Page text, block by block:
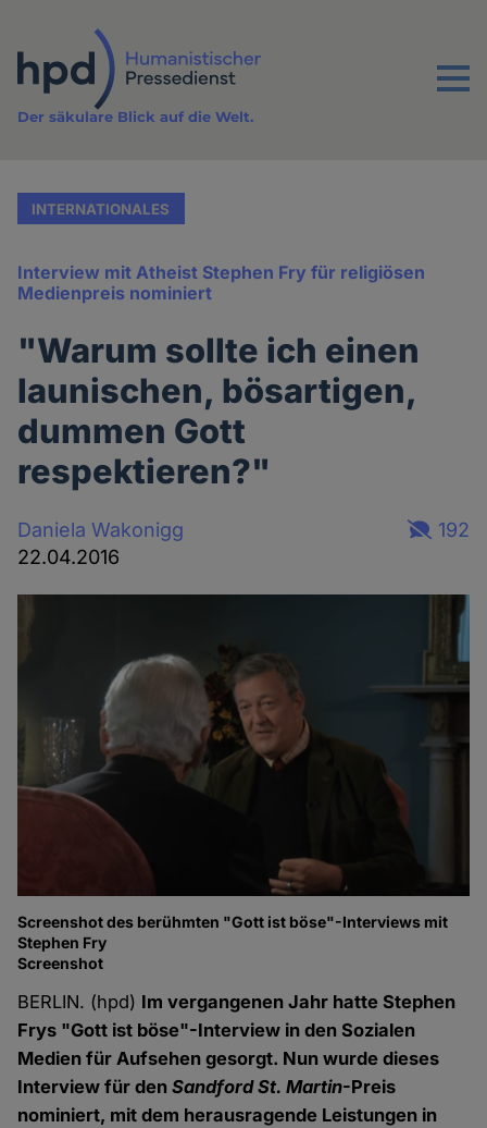
Inhalt
Menu
Der säkulare Blick auf die Welt.
INTERNATIONALES
Interview mit Atheist Stephen Fry für religiösen
Medienpreis nominiert
"Warum sollte ich einen
launischen, bösartigen,
dummen Gott
respektieren?"
Daniela Wakonigg
22.04.2016
192
Screenshot des berühmten "Gott ist böse"-Interviews mit
Stephen Fry
Screenshot
BERLIN. (hpd) Im vergangenen Jahr hatte Stephen
Frys "Gott ist böse"-Interview in den Sozialen
Medien für Aufsehen gesorgt. Nun wurde dieses
Interview für denSandford St. Martin-Preis
nominiert, mit dem herausragende Leistungen in